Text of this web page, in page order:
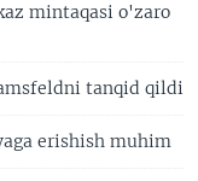
mintaqasi o'zaro
tanqid qildi
erishish muhim